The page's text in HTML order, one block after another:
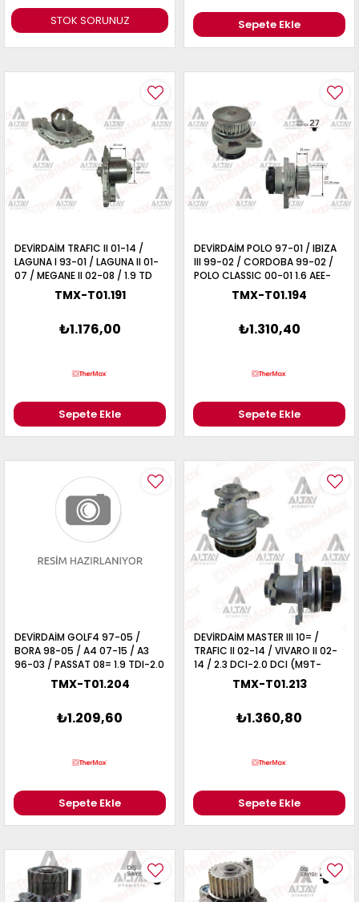
STOK SORUNUZ Sepete Ekle
DEVİRDAİM TRAFIC II 01-14 /
LAGUNA I 93-01 / LAGUNA II 01-
07 / MEGANE II 02-08 / 1.9 TD
TMX-T01.191
₺1.176,00
Sepete Ekle
DEVİRDAİM POLO 97-01 / IBIZA
III 99-02 / CORDOBA 99-02 /
POLO CLASSIC 00-01 1.6 AEE-
TMX-T01.194
₺1.310,40
Sepete Ekle
DEVİRDAİM GOLF4 97-05 /
BORA 98-05 / A4 07-15 / A3
96-03 / PASSAT 08= 1.9 TDI-2.0
TDI ASZ-ARL-CAGA
TMX-T01.204
₺1.209,60
Sepete Ekle
DEVİRDAİM MASTER III 10= /
TRAFIC II 02-14 / VIVARO II 02-
14 / 2.3 DCI-2.0 DCI (M9T-
TMX-T01.213
₺1.360,80
Sepete Ekle